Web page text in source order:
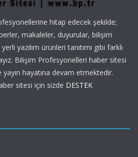
hitap edecek şekilde;
makaleler, duyurular, bilişim
yazılım ürünleri tanıtımı gibi farklı
Bilişim Profesyonelleri haber sitesi
hayatına devam etmektedir.
sitesi için sizde DESTEK